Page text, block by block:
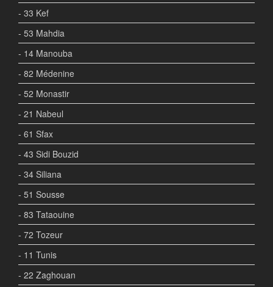
- 33 Kef
- 53 Mahdia
- 14 Manouba
- 82 Médenine
- 52 Monastir
- 21 Nabeul
- 61 Sfax
- 43 Sidi Bouzid
- 34 Siliana
- 51 Sousse
- 83 Tataouine
- 72 Tozeur
- 11 Tunis
- 22 Zaghouan